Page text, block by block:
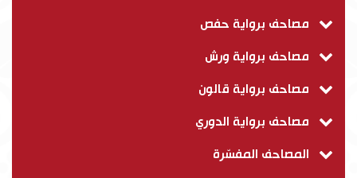
مصاحف برواية حفص
مصاحف برواية ورش
مصاحف برواية قالون
مصاحف برواية الدوري
المصاحف المفسّرة